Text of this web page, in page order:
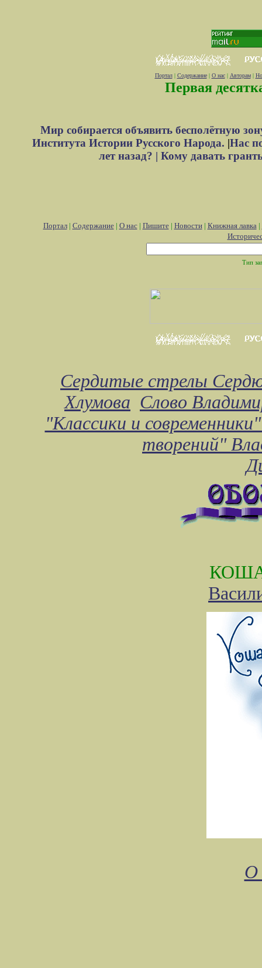
Портал| Содержание| О нас| Авторам|
Первая
Мир собирается объявить бесполётную
Института Истории Русского Народа. |Нас
лет назад? | Кому давать
Портал| Содержание| О нас| Пишите| Новости| Книжная лавка|
Тип
Сердитые стрелы
Хлумова Слово
"Классики и
творений"
О